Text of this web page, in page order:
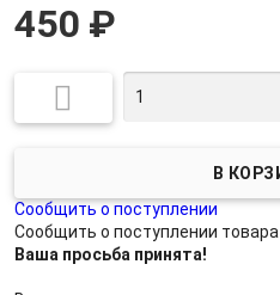
450 ₽

Сообщить о поступлении
Сообщить о поступлении товара
Ваша просьба принята!